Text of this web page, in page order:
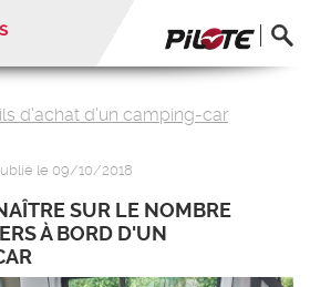
les occasions certifiées
d'achat d'un camping-car
le 09/10/2018
SUR LE NOMBRE
À BORD D'UN